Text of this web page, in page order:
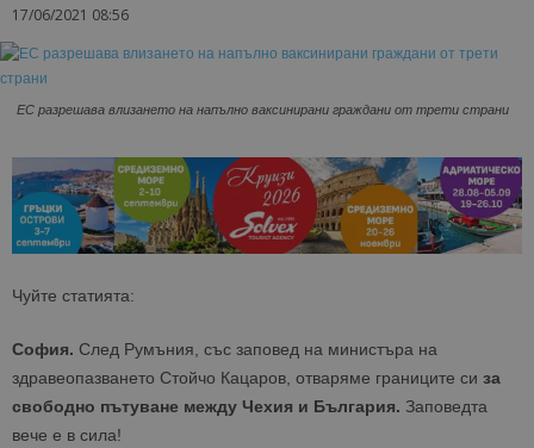
17/06/2021 08:56
ЕС разрешава влизането на напълно ваксинирани граждани от трети страни
Чуйте статията:
София. След Румъния, със заповед на министъра на
здравеопазването Стойчо Кацаров, отваряме границите си за
свободно пътуване между Чехия и България. Заповедта
вече е в сила!